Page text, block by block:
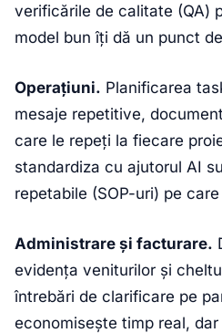
verificările de calitate (QA)
model bun îți dă un punct
Operațiuni. Planificarea
mesaje repetitive,
care le repeți la fiecare
standardiza cu ajutorul AI
repetabile (SOP-uri) pe
Administrare și facturare.
evidența veniturilor și
întrebări de clarificare pe
economisește timp real,